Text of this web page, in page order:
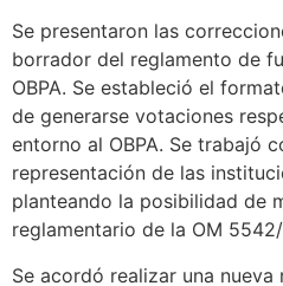
Se presentaron las
borrador del reglamento de
OBPA. Se estableció el
de generarse votaciones
entorno al OBPA. Se trabajó
representación de las
planteando la posibilidad de
reglamentario de la OM
Se acordó realizar una